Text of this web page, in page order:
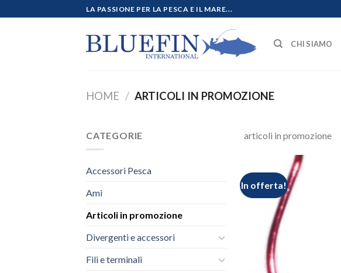
ai
LA PASSIONE PER LA PESCA E IL MARE...
CHI SIAMO
HOME / ARTICOLI IN PROMOZIONE
CATEGORIE
Accessori Pesca
Ami
Articoli in promozione
Divergenti e accessori
Fili e terminali
articoli in promozione
In offerta!